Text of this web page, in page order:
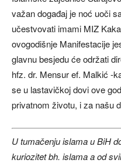
važan događaj je noć uoči
učestvovati imami MIZ
ovogodišnje Manifestacije
glavnu besjedu će održati
hfz. dr. Mensur ef. Malkić -
se u lastavičkoj dovi ove
privatnom životu, i za našu
U tumačenju islama u BiH
kuriozitet bh. islama a od